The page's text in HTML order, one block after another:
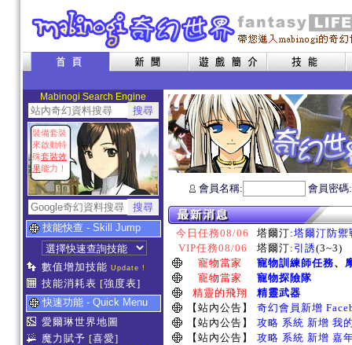
Mabinogi Search Engine
裝備套裝
來啟動特
殊套裝效
果能力！
技能快查 - Skill Jump
數值增加技能 Update !
技能消耗表 [強度表]
快速功能 - Quick Menu
愛爾琳世界地圖
魔力賦予 [喜愛]
會員名稱: 會員密
今日任務08/06 塔爾汀:塔爾汀防禦
VIP任務08/06
塔爾汀: 引誘(3~3)
寵物當家
寵物訓練師任務、
寵物當家
寵物探險隊
精靈的飛翔
精靈武器
【站內公告】
奇幻會員新增
【站內公告】
攻略 系統 新增 我
【站內公告】
攻略 系統 新增 嘉